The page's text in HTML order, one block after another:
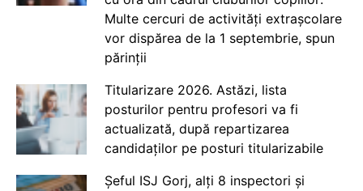
Multe cercuri de activități extrașcolare
vor dispărea de la 1 septembrie, spun
părinții
Titularizare 2026. Astăzi, lista
posturilor pentru profesori va fi
actualizată, după repartizarea
candidaților pe posturi titularizabile
Șeful ISJ Gorj, alți 8 inspectori și